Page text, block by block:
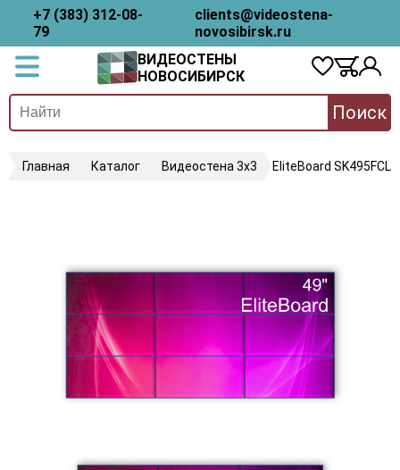
+7 (383) 312-08-
79
clients@videostena-
novosibirsk.ru
ВИДЕОСТЕНЫ
НОВОСИБИРСК
Поиск
Главная Каталог Видеостена 3х3 EliteBoard SK495FCLN